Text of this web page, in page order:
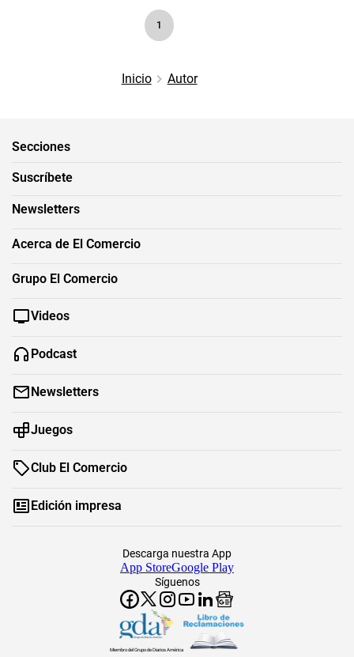
1
Inicio Autor
Secciones
Suscríbete
Newsletters
Acerca de El Comercio
Grupo El Comercio
Videos
Podcast
Newsletters
Juegos
Club El Comercio
Edición impresa
Síguenos
Descarga nuestra App
App StoreGoogle Play
Miembro del Grupo de Diarios América